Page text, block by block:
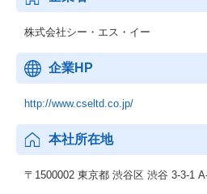
株式会社シー・エス・イー
企業HP
http://www.cseltd.co.jp/
本社所在地
〒1500002 東京都 渋谷区 渋谷 3-3-1